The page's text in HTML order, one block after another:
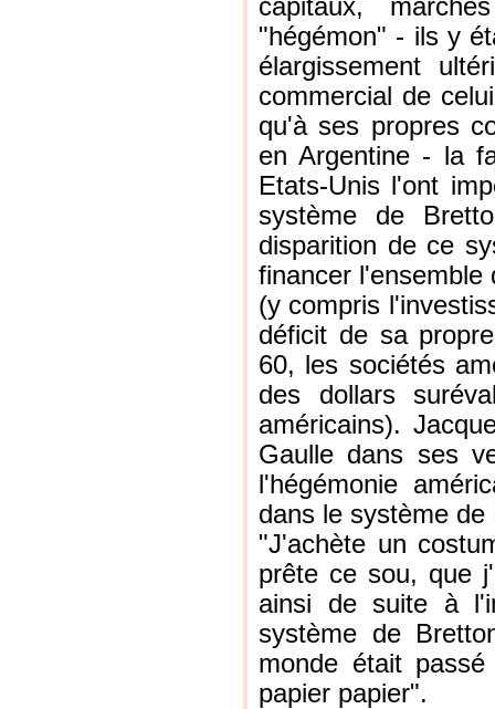
capitaux,
"hégémon" - ils y
élargissement
commercial de
qu'à ses propres
en Argentine - la
Etats-Unis l'ont
système de
disparition de ce
financer
(y compris
déficit de sa
60, les sociétés
des dollars
américains).
Gaulle dans ses
l'hégémonie
dans le système
"J'achète un
prête ce sou, que
ainsi de suite à
système de
monde était
papier papier".